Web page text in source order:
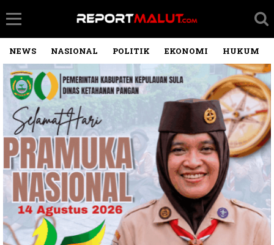
NEWS NASIONAL POLITIK EKONOMI HUKUM